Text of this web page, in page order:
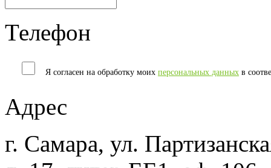
Телефон
Я согласен на обработку моих персональных данных в
Адрес
г. Самара, ул.